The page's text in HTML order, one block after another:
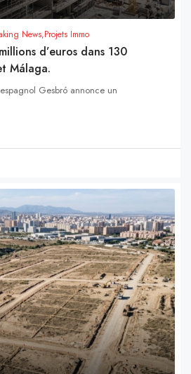
News,Projets Immo
d’euros dans 130
Málaga.
Gesbró annonce un